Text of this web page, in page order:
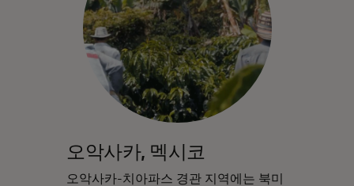
오악사카, 멕시코
오악사카-치아파스 경관 지역에는 북미